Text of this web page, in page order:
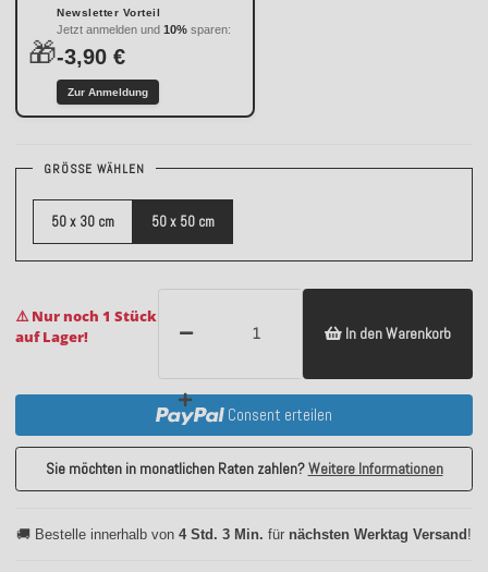
🎁
Newsletter Vorteil
Jetzt anmelden und 10% sparen:
-3,90 €
Zur Anmeldung
GRÖSSE WÄHLEN
50 x 30 cm 50 x 50 cm
⚠️ Nur noch 1 Stück
auf Lager!
In den Warenkorb
Consent erteilen
Sie möchten in monatlichen Raten zahlen?Weitere Informationen
🚚 Bestelle innerhalb von 4 Std. 3 Min. für nächsten Werktag Versand !